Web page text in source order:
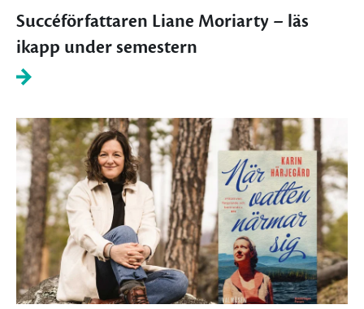
Succéförfattaren Liane Moriarty – läs
ikapp under semestern